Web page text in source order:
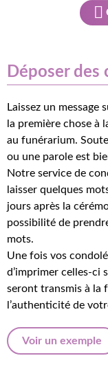
Déposer des
Laissez un message
la première chose à
au funérarium.
ou une parole est
Notre service de
laisser quelques
jours après la
possibilité de
mots.
Une fois vos
d’imprimer celles-ci
seront transmis à la
l’authenticité de
Voir un exemple